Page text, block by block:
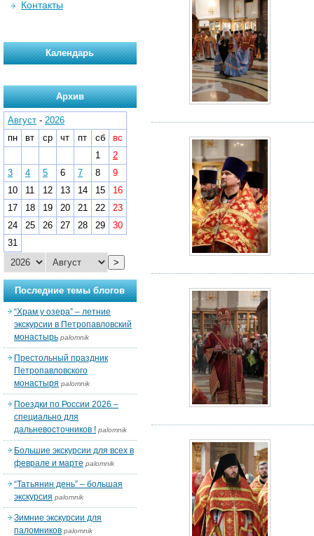
Контакты
Календарь
Архив
Август - 2026
пн
вт ср чт пт сб
вс
1
2
3
4 5 6 7 8
9
10
11 12 13 14 15
16
17
18 19 20 21 22
23
24
25 26 27 28 29
30
31
>
Последние темы блогов
“Храм у озера” – летние
экскурсии в Петропавловский
монастырь palomnik
Престольный праздник
Петропавловского
монастыря palomnik
Поездки по России 2026 –
специально для
дальневосточников ! palomnik
Большие экскурсии для всех в
феврале и марте palomnik
“Татьянин день” – большая
экскурсия palomnik
Зимние экскурсии для
паломников palomnik